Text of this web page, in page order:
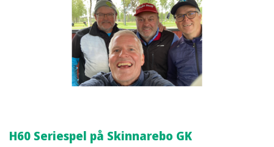
H60 Seriespel på Skinnarebo GK